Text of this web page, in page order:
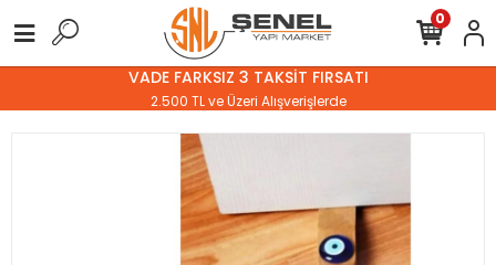
VADE FARKSIZ 3 TAKSİT FIRSATI
2.500 TL ve Üzeri Alışverişlerde
0